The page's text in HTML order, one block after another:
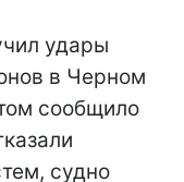
удары
в Черном
сообщило
судно